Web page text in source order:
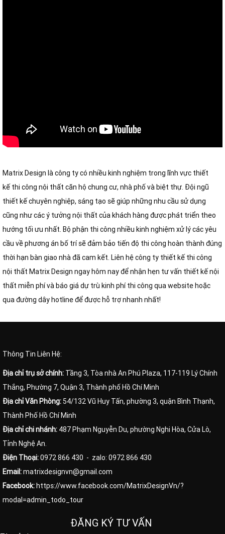
Matrix Design là công ty có nhiều kinh nghiệm trong lĩnh vực thiết
kế thi công nội thất căn hộ chung cư, nhà phố và biệt thự. Đội ngũ
thiết kế chuyên nghiệp, sáng tạo sẽ giúp những nhu cầu sử dụng
cũng như các ý tưởng nội thất của khách hàng được phát triển theo
hướng tối ưu nhất. Bộ phận thi công nhiều kinh nghiệm xử lý các yêu
cầu về phương án bố trí sẽ đảm bảo tiến độ thi công hoàn thành đúng
thời hạn bàn giao nhà đã cam kết. Liên hệ công ty thiết kế thi công
nội thất Matrix Design ngay hôm nay để nhận hẹn tư vấn thiết kế nội
thất miễn phí và báo giá dự trù kinh phí thi công qua website hoặc
qua đường dây hotline để được hỗ trợ nhanh nhất!
Thông Tin Liên Hệ:
Địa chỉ trụ sở chính: Tầng 3, Tòa nhà An Phú Plaza, 117-119 Lý Chính
Thắng, Phường 7, Quận 3, Thành phố Hồ Chí Minh
Địa chỉ Văn Phòng: 54/132 Vũ Huy Tấn, phường 3, quận Bình Thạnh,
Thành Phố Hồ Chí Minh
Địa chỉ chi nhánh: 487 Phạm Nguyễn Du, phường Nghi Hòa, Cửa Lò,
Tỉnh Nghệ An.
Điện Thoại:0972 866 430 - zalo: 0972 866 430
Email:matrixdesignvn@gmail.com
Facebook: https://www.facebook.com/MatrixDesignVn/?
modal=admin_todo_tour
ĐĂNG KÝ TƯ VẤN